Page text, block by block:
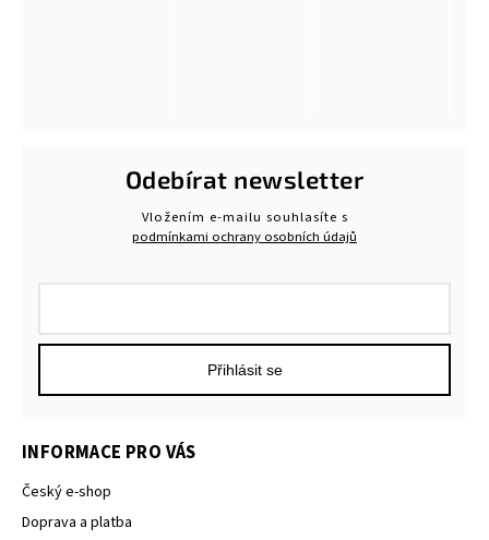
INFORMACE PRO VÁS
Český e-shop
Doprava a platba
Odebírat newsletter
Vložením e-mailu souhlasíte s
podmínkami ochrany osobních údajů
Přihlásit se